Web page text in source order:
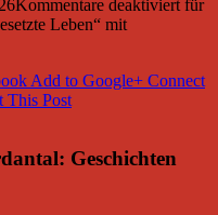
Kommentare deaktiviertfür
Leben“ mit
Add to Google+ Connect
This Post
Geschichten